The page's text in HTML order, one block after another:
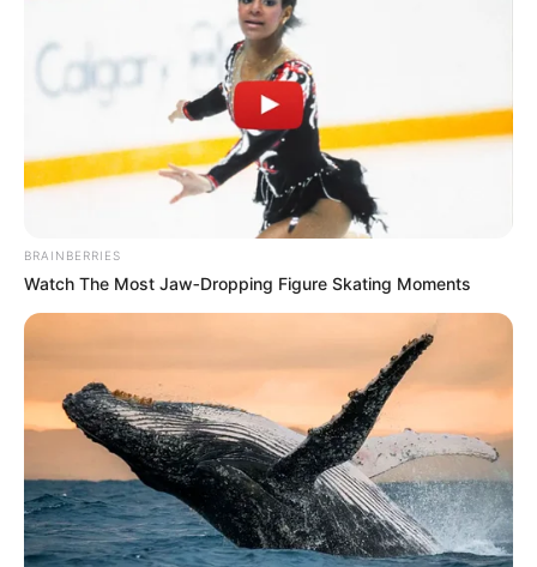
BRAINBERRIES
Watch The Most Jaw‑Dropping Figure Skating Moments